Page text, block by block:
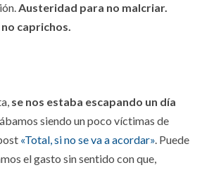
Austeridad para no malcriar.
caprichos.
se nos estaba escapando un día
siendo un poco víctimas de
«Total, si no se va a acordar». Puede
el gasto sin sentido con que,